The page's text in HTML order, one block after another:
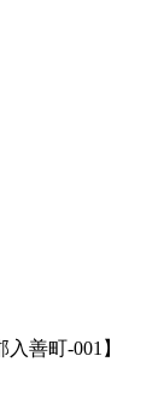
善町-001】